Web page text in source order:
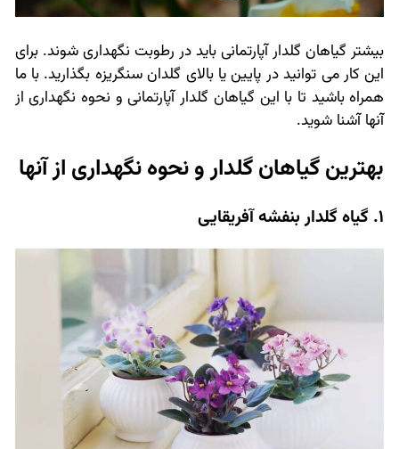
بیشتر گیاهان گلدار آپارتمانی باید در رطوبت نگهداری شوند. برای
این کار می توانید در پایین یا بالای گلدان سنگریزه بگذارید. با ما
همراه باشید تا با این گیاهان گلدار آپارتمانی و نحوه نگهداری از
آنها آشنا شوید.
بهترین گیاهان گلدار و نحوه نگهداری از آنها
1. گیاه گلدار بنفشه آفریقایی